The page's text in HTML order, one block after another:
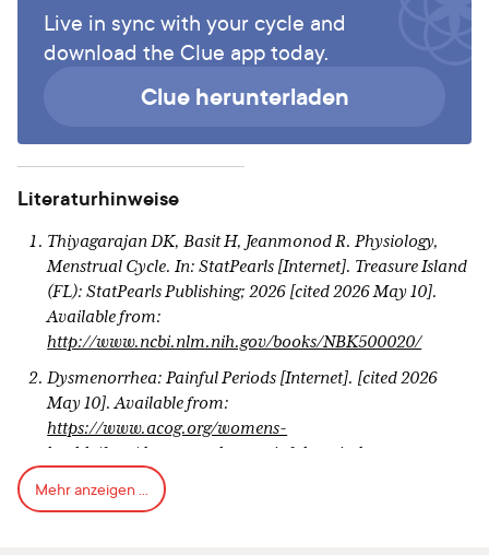
Live in sync with your cycle and
download the Clue app today.
Clue herunterladen
Literaturhinweise
Thiyagarajan DK, Basit H, Jeanmonod R. Physiology,
Menstrual Cycle. In: StatPearls [Internet]. Treasure Island
(FL): StatPearls Publishing; 2026 [cited 2026 May 10].
Available from:
http://www.ncbi.nlm.nih.gov/books/NBK500020/
Dysmenorrhea: Painful Periods [Internet]. [cited 2026
May 10]. Available from:
https://www.acog.org/womens-
health/faqs/dysmenorrhea-painful-periods
Itani R, Soubra L, Karout S, Rahme D, Karout L, Khojah
HMJ. Primary Dysmenorrhea: Pathophysiology,
Mehr anzeigen ...